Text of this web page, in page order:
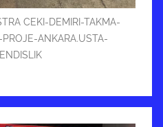
CEKI-DEMIRI-TAKMA-
ANKARA.USTA-